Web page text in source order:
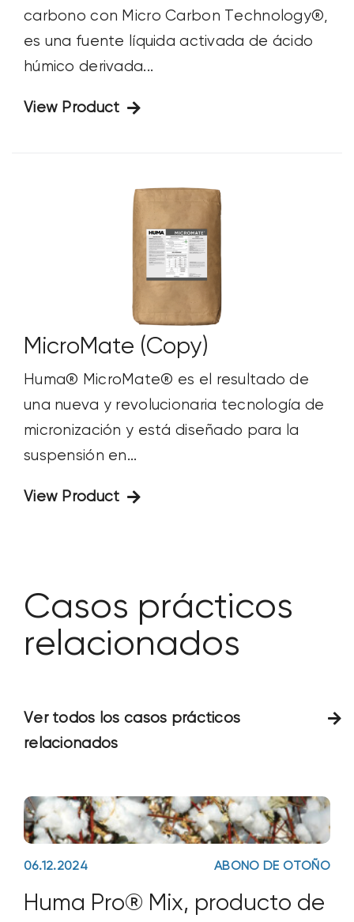
carbono con Micro Carbon Technology®,
es una fuente líquida activada de ácido
húmico derivada...
View Product
MicroMate (Copy)
Huma® MicroMate® es el resultado de
una nueva y revolucionaria tecnología de
micronización y está diseñado para la
suspensión en...
View Product
Casos prácticos
relacionados
Ver todos los casos prácticos
relacionados
06.12.2024 ABONO DE OTOÑO
Huma Pro® Mix, producto de